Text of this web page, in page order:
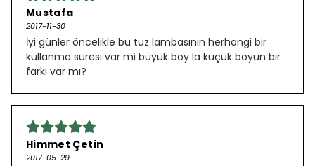
Mustafa
2017-11-30
İyi günler öncelikle bu tuz lambasının herhangi bir
kullanma suresi var mi büyük boy la küçük boyun bir
farkı var mı?
Himmet Çetin
2017-05-29